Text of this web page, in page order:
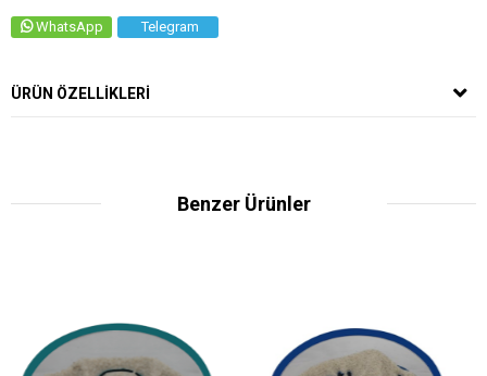
WhatsApp Telegram
ÜRÜN ÖZELLIKLERI
Benzer Ürünler